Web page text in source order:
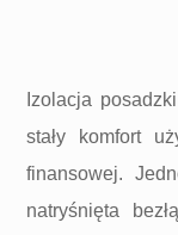
Izolacja
stały komfort
finansowej.
natryśnięta